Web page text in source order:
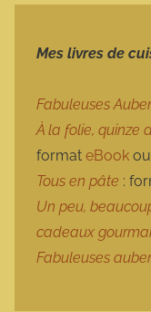
Mes livres de
Fabuleuses
À la folie, quinze
format eBook ou
Tous en pâte :
Un peu,
cadeaux
Fabuleuses